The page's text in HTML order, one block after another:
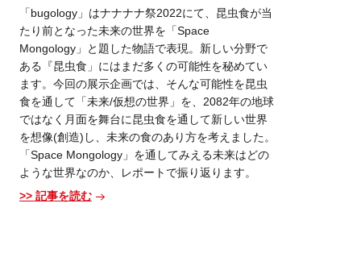
「bugology」はナナナナ祭2022にて、昆虫食が当
たり前となった未来の世界を「Space
Mongology」と題した物語で表現。新しい分野で
ある『昆虫食」にはまだ多くの可能性を秘めてい
ます。今回の展示企画では、そんな可能性を昆虫
食を通して「未来/仮想の世界」を、2082年の地球
ではなく月面を舞台に昆虫食を通して新しい世界
を想像(創造)し、未来の食のあり方を考えました。
「Space Mongology」を通してみえる未来はどの
ような世界なのか、レポートで振り返ります。
>> 記事を読む